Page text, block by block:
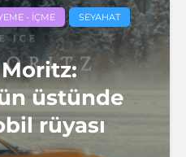
- İÇME
SEYAHAT
Moritz:
üstünde
rüyası